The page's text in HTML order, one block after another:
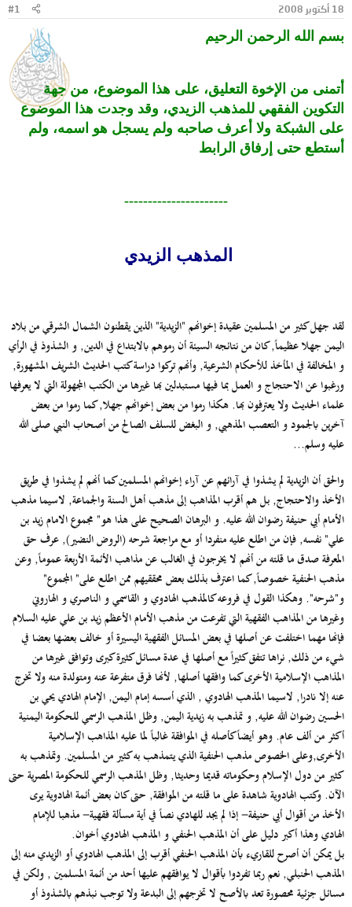
و
و
18 أكتوبر 2008 #1
بسم الله الرحمن الرحيم
أتمنى من الإخوة التعليق، على هذا الموضوع، من جهة
التكوين الفقهي للمذهب الزيدي، وقد وجدت هذا الموضوع
على الشبكة ولا أعرف صاحبه ولم يسجل هو اسمه، ولم
أستطع حتى إرفاق الرابط
----------------------
المذهب الزيدي
لقد جهل كثير من المسلمين عقيدة إخوانهم "الزيدية" الذين يقطنون الشمال الشرقي من بلاد
اليمن جهلا عظيماً, كان من نتائجه السيئة أن رموهم بالابتداع في الدين, و الشذوذ في الرأي
و المخالفة في المأخذ للأحكام الشرعية, وأنهم تركوا دراسة كتب الحديث الشريف المشهورة,
ورغبوا عن الاحتجاج و العمل بما فيها مستبدلين بها غيرها من الكتب المجهولة التي لا يعرفها
علماء الحديث ولا يعترفون بها. هكذا رموا من بعض إخوانهم جهلا, كما رموا من بعض
آخرين بالجمود و التعصب المذهبي, و البغض للسلف الصالح من أصحاب النبي صلى الله
عليه وسلم...
والحق أن الزيدية لم يشذوا في آرائهم عن آراء إخوانهم المسلمين كما أنهم لم يشذوا في طريق
الأخذ والاحتجاج, بل هم أقرب المذاهب إلى مذهب أهل السنة والجماعة, لاسيما مذهب
الأمام أبي حنيفة رضوان الله عليه. و البرهان الصحيح على هذا هو" مجموع الامام زيد بن
علي" نفسه, فإن من اطلع عليه منفردا أو مع مراجعة شرحه (الروض النضير), عرف حق
المعرفة صدق ما قلته من أنهم لا يخرجون في الغالب عن مذاهب الأئمة الأربعة عموماً, وعن
مذهب الحنفية خصوصاً, كما اعترف بذلك بعض محققيهم ممن اطلع على" المجموع"
و"شرحه". وهكذا القول في فروعه كالمذهب الهادوي و القاسمي و الناصري و الهاروني
وغيرها من المذاهب الفقهية التي تفرعت من مذهب الأمام الأعظم زيد بن علي عليه السلام
فإنها مهما اختلفت عن أصلها في بعض المسائل الفقهية اليسيرة أو خالف بعضها بعضا في
شيء من ذلك, نراها تتفق كثيراً مع أصلها في عدة مسائل كثيرة كبرى وتوافق غيرها من
المذاهب الإسلامية الأخرى كما وافقها أصلها, لأنها فرق متفرعة عنه ومتولدة منه ولا تخرج
عنه إلا نادرا, لاسيما المذهب الهادوي , الذي أسسه إمام اليمن, الإمام الهادي يحي بن
الحسين رضوان الله عليه, و تمذهب به زيدية اليمن, وظل المذهب الرسمي للحكومة اليمنية
أكثر من ألف عام. وهو أيضاً كأصله في الموافقة غالباً لما عليه المذاهب الإسلامية
الأخرى,وعلى الخصوص مذهب الحنفية الذي يتمذهب به كثير من المسلمين. وتمذهب به
كثير من دول الإسلام وحكوماته قديما وحديثا, وظل المذهب الرسمي للحكومة المصرية حتى
الآن. وكتب الهادوية شاهدة على ما قلته من الموافقة, حتى كان بعض أئمة الهادوية يرى
الأخذ من أقوال أبي حنيفة- إذا لم يجد للهادي نصاً في أية مسألة فقهية- مذهبا للإمام
الهادي وهذا أكبر دليل على أن المذهب الحنفي و المذهب الهادوي أخوان.
بل يمكن أن أصرح للقاريء بأن المذهب الحنفي أقرب إلى المذهب الهادوي أو الزيدي منه إلى
المذهب الحنبلي, نعم ربما تفردوا بأقوال لا يوافقهم عليها أحد من أئمة المسلمين , ولكن في
مسائل جزئية محصورة تعد بالأصح لا تخرجهم إلى البدعة ولا توجب نبذهم بالشذوذ أو